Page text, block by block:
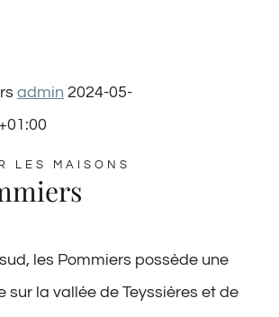
admin 2024-05-
LES MAISONS
les Pommiers possède une
sur la vallée de Teyssières et de